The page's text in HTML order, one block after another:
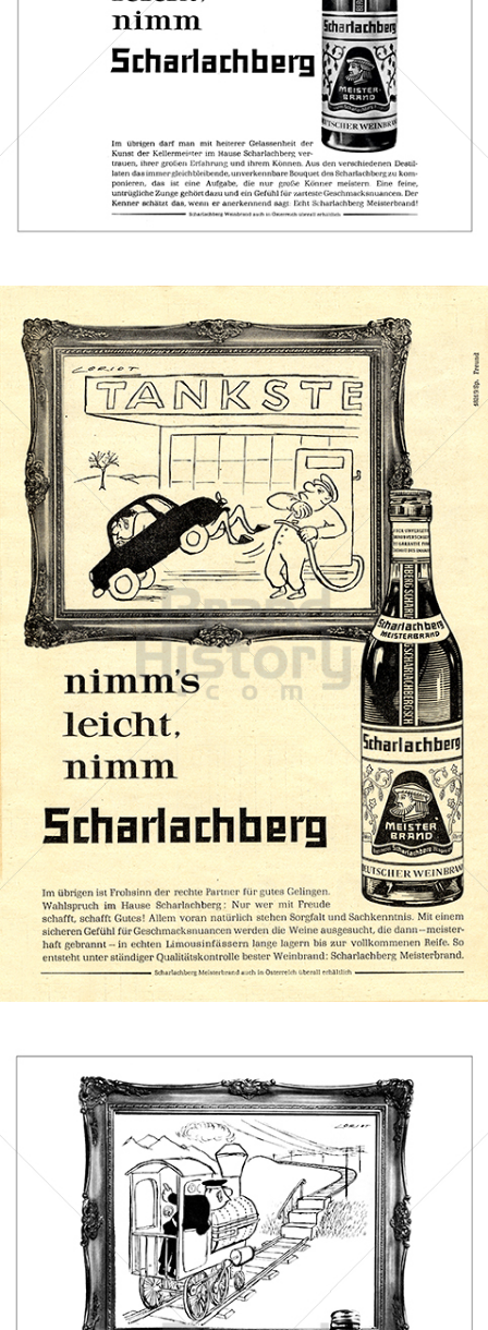
Scharlachberg
Scharlachberg Weinbrennerei, Wiesbaden
1963
Bild-ID: 71369